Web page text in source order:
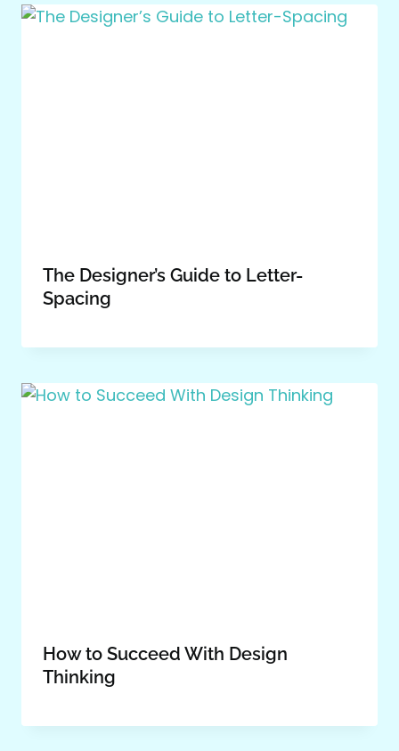
The Designer’s Guide to Letter-
Spacing
How to Succeed With Design
Thinking